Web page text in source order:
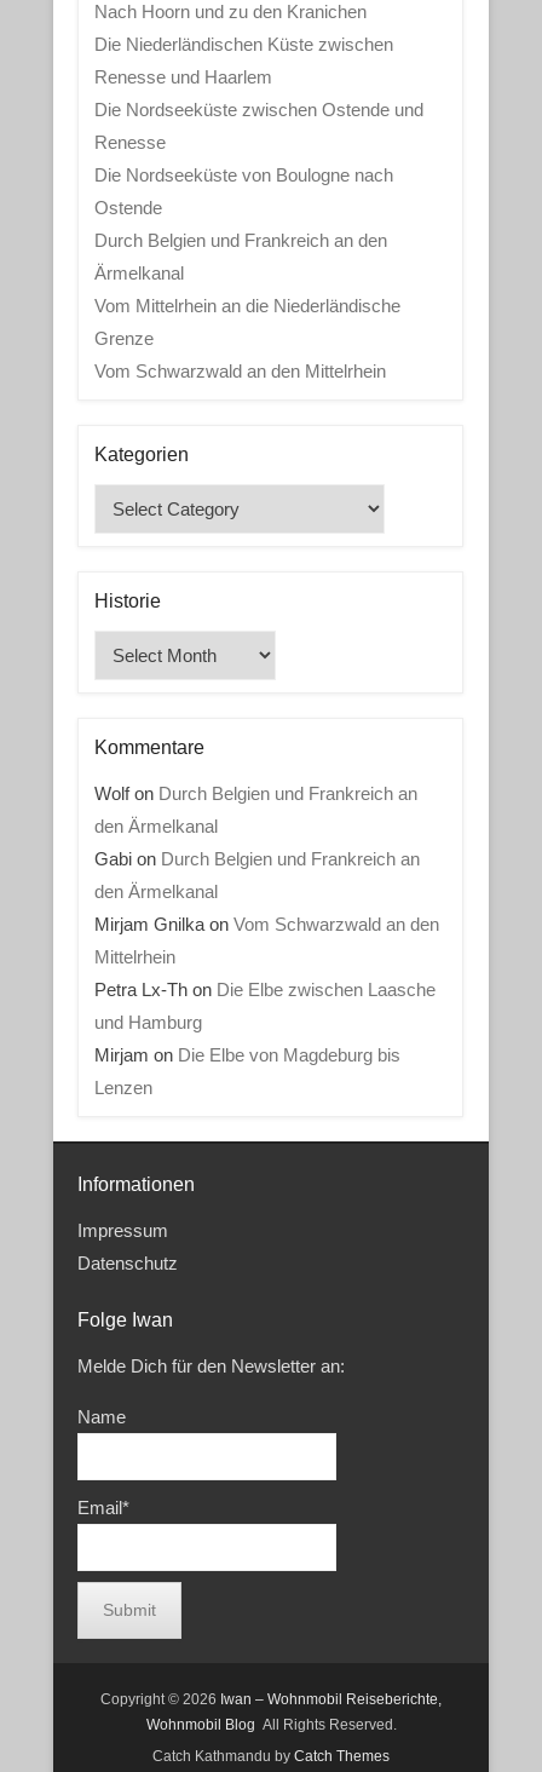
Nach Hoorn und zu den Kranichen
Die Niederländischen Küste zwischen
Renesse und Haarlem
Die Nordseeküste zwischen Ostende und
Renesse
Die Nordseeküste von Boulogne nach
Ostende
Durch Belgien und Frankreich an den
Ärmelkanal
Vom Mittelrhein an die Niederländische
Grenze
Vom Schwarzwald an den Mittelrhein
Kategorien
Kategorien
Historie
Historie
Kommentare
Wolfon Durch Belgien und Frankreich an
den Ärmelkanal
Gabion Durch Belgien und Frankreich an
den Ärmelkanal
Mirjam Gnilkaon Vom Schwarzwald an den
Mittelrhein
Petra Lx-Thon Die Elbe zwischen Laasche
und Hamburg
Mirjam on Die Elbe von Magdeburg bis
Lenzen
Informationen
Impressum
Datenschutz
Folge Iwan
Melde Dich für den Newsletter an:
Name
Email*
Copyright © 2026 Iwan – Wohnmobil Reiseberichte,
Wohnmobil Blog All Rights Reserved.
Catch Kathmandu by Catch Themes